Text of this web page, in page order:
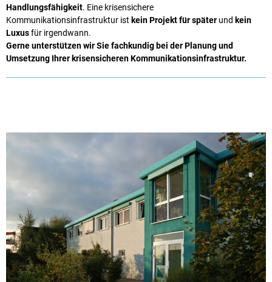
Handlungsfähigkeit. Eine krisensichere
Kommunikationsinfrastruktur ist kein Projekt für später und kein
Luxusfür irgendwann.
Gerne unterstützen wir Sie fachkundig bei der Planung und
Umsetzung Ihrer krisensicheren Kommunikationsinfrastruktur.